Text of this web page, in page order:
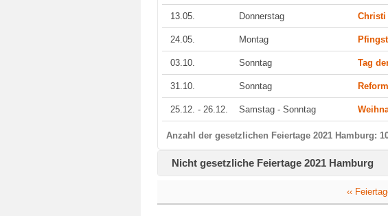
13.05. Donnerstag Christi
24.05. Montag
03.10. Sonntag Tag
31.10. Sonntag
25.12. - 26.12. Samstag - Sonntag
Anzahl der gesetzlichen Feiertage 2021 Hamburg:
Nicht gesetzliche Feiertage 2021 Hamburg
‹‹